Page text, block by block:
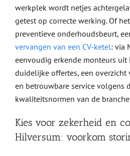
werkplek wordt netjes
getest op correcte werking. Of
preventieve onderhoudsbeurt,
vervangen van een CV-ketel: via
eenvoudig erkende monteurs uit
duidelijke offertes, een overzicht
en betrouwbare service volgens
kwaliteitsnormen van de
Kies voor zekerheid en
Hilversum: voorkom